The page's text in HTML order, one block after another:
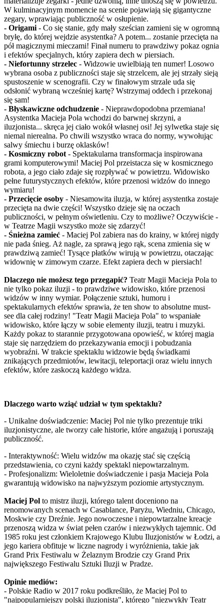
W kulminacyjnym momencie na scenie pojawiają się gigantyczne
zegary, wprawiając publiczność w osłupienie.
- Origami - Co się stanie, gdy mały sześcian zamieni się w ogromną
bryłę, do której wejdzie asystentka? A potem... zostanie przecięta na
pół magicznymi mieczami! Finał numeru to prawdziwy pokaz ognia
i efektów specjalnych, który zapiera dech w piersiach.
- Niefortunny strzelec - Widzowie uwielbiają ten numer! Losowo
wybrana osoba z publiczności staje się strzelcem, ale jej strzały sieją
spustoszenie w scenografii. Czy w finałowym strzale uda się
odsłonić wybraną wcześniej kartę? Wstrzymaj oddech i przekonaj
się sam!
- Błyskawiczne odchudzenie - Nieprawdopodobna przemiana!
Asystentka Macieja Pola wchodzi do barwnej skrzyni, a
iluzjonista... skręca jej ciało wokół własnej osi! Jej sylwetka staje się
niemal nierealna. Po chwili wszystko wraca do normy, wywołując
salwy śmiechu i burzę oklasków!
- Kosmiczny robot - Spektakularna transformacja inspirowana
grami komputerowymi! Maciej Pol przeistacza się w kosmicznego
robota, a jego ciało zdaje się rozpływać w powietrzu. Widowisko
pełne futurystycznych efektów, które przenosi widzów do innego
wymiaru!
- Przecięcie osoby - Niesamowita iluzja, w której asystentka zostaje
przecięta na dwie części! Wszystko dzieje się na oczach
publiczności, w pełnym oświetleniu. Czy to możliwe? Oczywiście -
w Teatrze Magii wszystko może się zdarzyć!
- Śnieżna zamieć - Maciej Pol zabiera nas do krainy, w której nigdy
nie pada śnieg. Aż nagle, za sprawą jego rąk, scena zmienia się w
prawdziwą zamieć! Tysące płatków wirują w powietrzu, otaczając
widownię w zimowym czarze. Efekt zapiera dech w piersiach!
Dlaczego nie możesz tego przegapić? Teatr Magii Macieja Pola to
nie tylko pokaz iluzji - to prawdziwe widowisko, które przenosi
widzów w inny wymiar. Połączenie sztuki, humoru i
spektakularnych efektów sprawia, że ten show to absolutne must-
see dla całej rodziny! "Teatr Magii Macieja Pola" to wspaniałe
widowisko, które łączy w sobie elementy iluzji, teatru i muzyki.
Każdy pokaz to starannie przygotowana opowieść, w której magia
staje się narzędziem do przekazywania emocji i pobudzania
wyobraźni. W trakcie spektaklu widzowie będą świadkami
znikających przedmiotów, lewitacji, teleportacji oraz wielu innych
efektów, które zaskoczą każdego widza.
Dlaczego warto wziąć udział w tym spektaklu?
- Unikalne doświadczenie: Maciej Pol nie tylko prezentuje triki
iluzjonistyczne, ale tworzy całe historie, które angażują i poruszają
publiczność.
- Interaktywność: Wielu widzów ma okazję stać się częścią
przedstawienia, co czyni każdy spektakl niepowtarzalnym.
- Profesjonalizm: Wieloletnie doświadczenie i pasja Macieja Pola
gwarantują widowisko na najwyższym poziomie artystycznym.
Maciej Pol to mistrz iluzji, którego talent doceniono na
renomowanych scenach w Casablance, Paryżu, Wiedniu, Chicago,
Moskwie czy Dreźnie. Jego nowoczesne i niepowtarzalne kreacje
przenoszą widza w świat pełen czarów i niezwykłych tajemnic. Od
1985 roku jest członkiem Krajowego Klubu Iluzjonistów w Łodzi, a
jego kariera obfituje w liczne nagrody i wyróżnienia, takie jak
Grand Prix Festiwalu w Żelaznym Brodzie czy Grand Prix
największego Festiwalu Sztuki Iluzji w Pradze.
Opinie mediów:
- Polskie Radio w 2017 roku podkreśliło, że Maciej Pol to
"najpopularniejszy polski iluzjonista", którego "niezwykły Teatr